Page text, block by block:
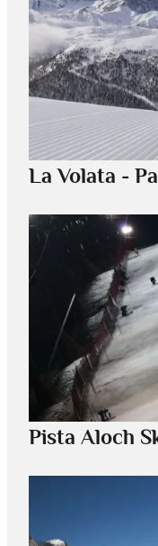
La Volata -
Pista Aloch